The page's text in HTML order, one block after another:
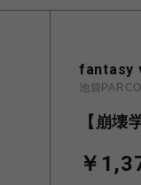
fantasy
池袋PARCO
【崩
￥